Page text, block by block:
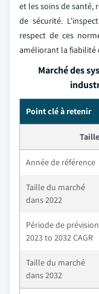
et les soins de santé,
de sécurité.
respect de ces
améliorant la fiabilité
Marché des
Point clé à retenir
Année de référence
Taille du marché
dans 2022
Période de prévision
2023 to 2032 CAGR
Taille du marché
dans 2032